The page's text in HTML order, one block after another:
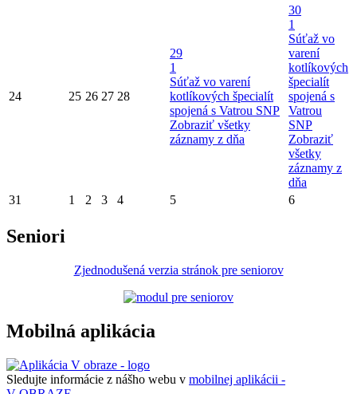
24 25 26 27 28
29
1
Súťaž vo varení
kotlíkových špecialít
spojená s Vatrou SNP
Zobraziť všetky
záznamy z dňa
30
1
Súťaž vo
varení
kotlíkových
špecialít
spojená s
Vatrou
SNP
Zobraziť
všetky
záznamy z
dňa
31
1 2 3 4 5 6
Seniori
Zjednodušená verzia stránok pre seniorov
Mobilná aplikácia
Sledujte informácie z nášho webu v mobilnej aplikácii -